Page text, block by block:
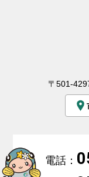
〒501-
電話：